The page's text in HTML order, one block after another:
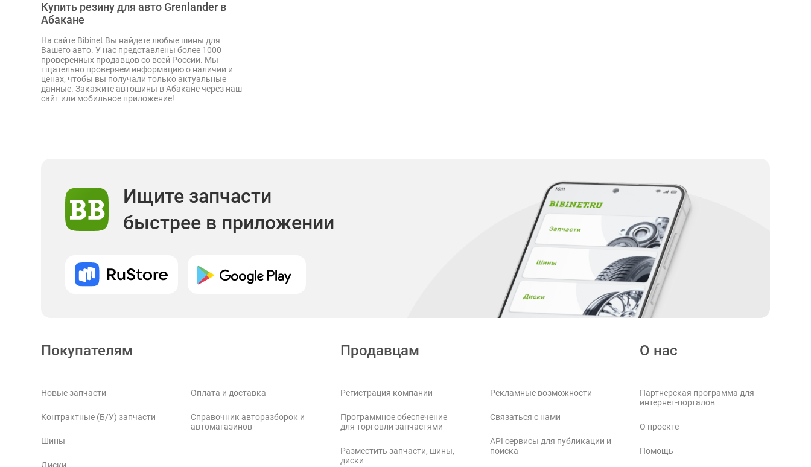
Купить резину для авто Grenlander в
Абакане
На сайте Bibinet Вы найдете любые шины для
Вашего авто. У нас представлены более 1000
проверенных продавцов со всей России. Мы
тщательно проверяем информацию о наличии и
ценах, чтобы вы получали только актуальные
данные. Закажите автошины в Абакане через наш
сайт или мобильное приложение!
Ищите запчасти
быстрее в приложении
Покупателям
Новые запчасти
Контрактные (Б/У) запчасти
Шины
Оплата и доставка
Справочник авторазборок и
автомагазинов
Продавцам
Регистрация компании
Программное обеспечение
для торговли запчастями
Разместить запчасти, шины,
диски
Рекламные возможности
Связаться с нами
API сервисы для публикации и
поиска
О нас
Партнерская программа для
интернет-порталов
О проекте
Помощь